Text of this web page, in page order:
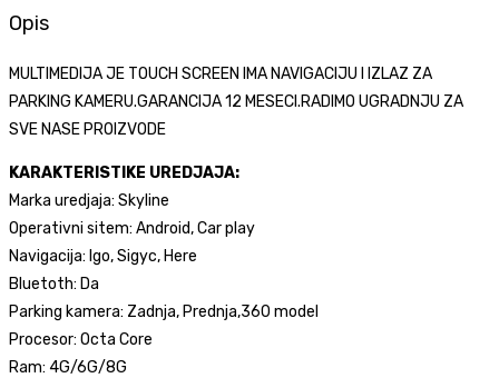
Opis
MULTIMEDIJA JE TOUCH SCREEN IMA NAVIGACIJU I IZLAZ ZA
PARKING KAMERU.GARANCIJA 12 MESECI.RADIMO UGRADNJU ZA
SVE NASE PROIZVODE
KARAKTERISTIKE UREDJAJA:
Marka uredjaja: Skyline
Operativni sitem: Android, Car play
Navigacija: Igo, Sigyc, Here
Bluetoth: Da
Parking kamera: Zadnja, Prednja,360 model
Procesor: Octa Core
Ram: 4G/6G/8G